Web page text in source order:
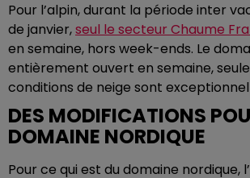
Pour l’alpin, durant la période inter
de janvier,seul le secteur Chaume
en semaine, hors week-ends. Le
entièrement ouvert en semaine,
conditions de neige sont
DES MODIFICATIONS
DOMAINE NORDIQUE
Pour ce qui est du domaine nordique,